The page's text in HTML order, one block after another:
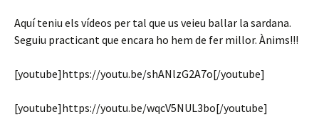
Aquí teniu els vídeos per tal que us veieu ballar la sardana.
Seguiu practicant que encara ho hem de fer millor. Ànims!!!
[youtube]https://youtu.be/shANlzG2A7o[/youtube]
[youtube]https://youtu.be/wqcV5NUL3bo[/youtube]